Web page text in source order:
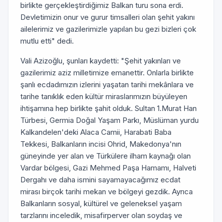
birlikte gerçekleştirdiğimiz Balkan turu sona erdi.
Devletimizin onur ve gurur timsalleri olan şehit yakını
ailelerimiz ve gazilerimizle yapılan bu gezi bizleri çok
mutlu etti" dedi.
Vali Azizoğlu, şunları kaydetti: "Şehit yakınları ve
gazilerimiz aziz milletimize emanettir. Onlarla birlikte
şanlı ecdadımızın izlerini yaşatan tarihi mekânlara ve
tarihe tanıklık eden kültür miraslarımızın büyüleyen
ihtişamına hep birlikte şahit olduk. Sultan 1.Murat Han
Türbesi, Germia Doğal Yaşam Parkı, Müslüman yurdu
Kalkandelen'deki Alaca Camii, Harabati Baba
Tekkesi, Balkanların incisi Ohrid, Makedonya'nın
güneyinde yer alan ve Türkülere ilham kaynağı olan
Vardar bölgesi, Gazi Mehmed Paşa Hamamı, Halveti
Dergahı ve daha ismini sayamayacağımız ecdat
mirası birçok tarihi mekan ve bölgeyi gezdik. Ayrıca
Balkanların sosyal, kültürel ve geleneksel yaşam
tarzlarını inceledik, misafirperver olan soydaş ve